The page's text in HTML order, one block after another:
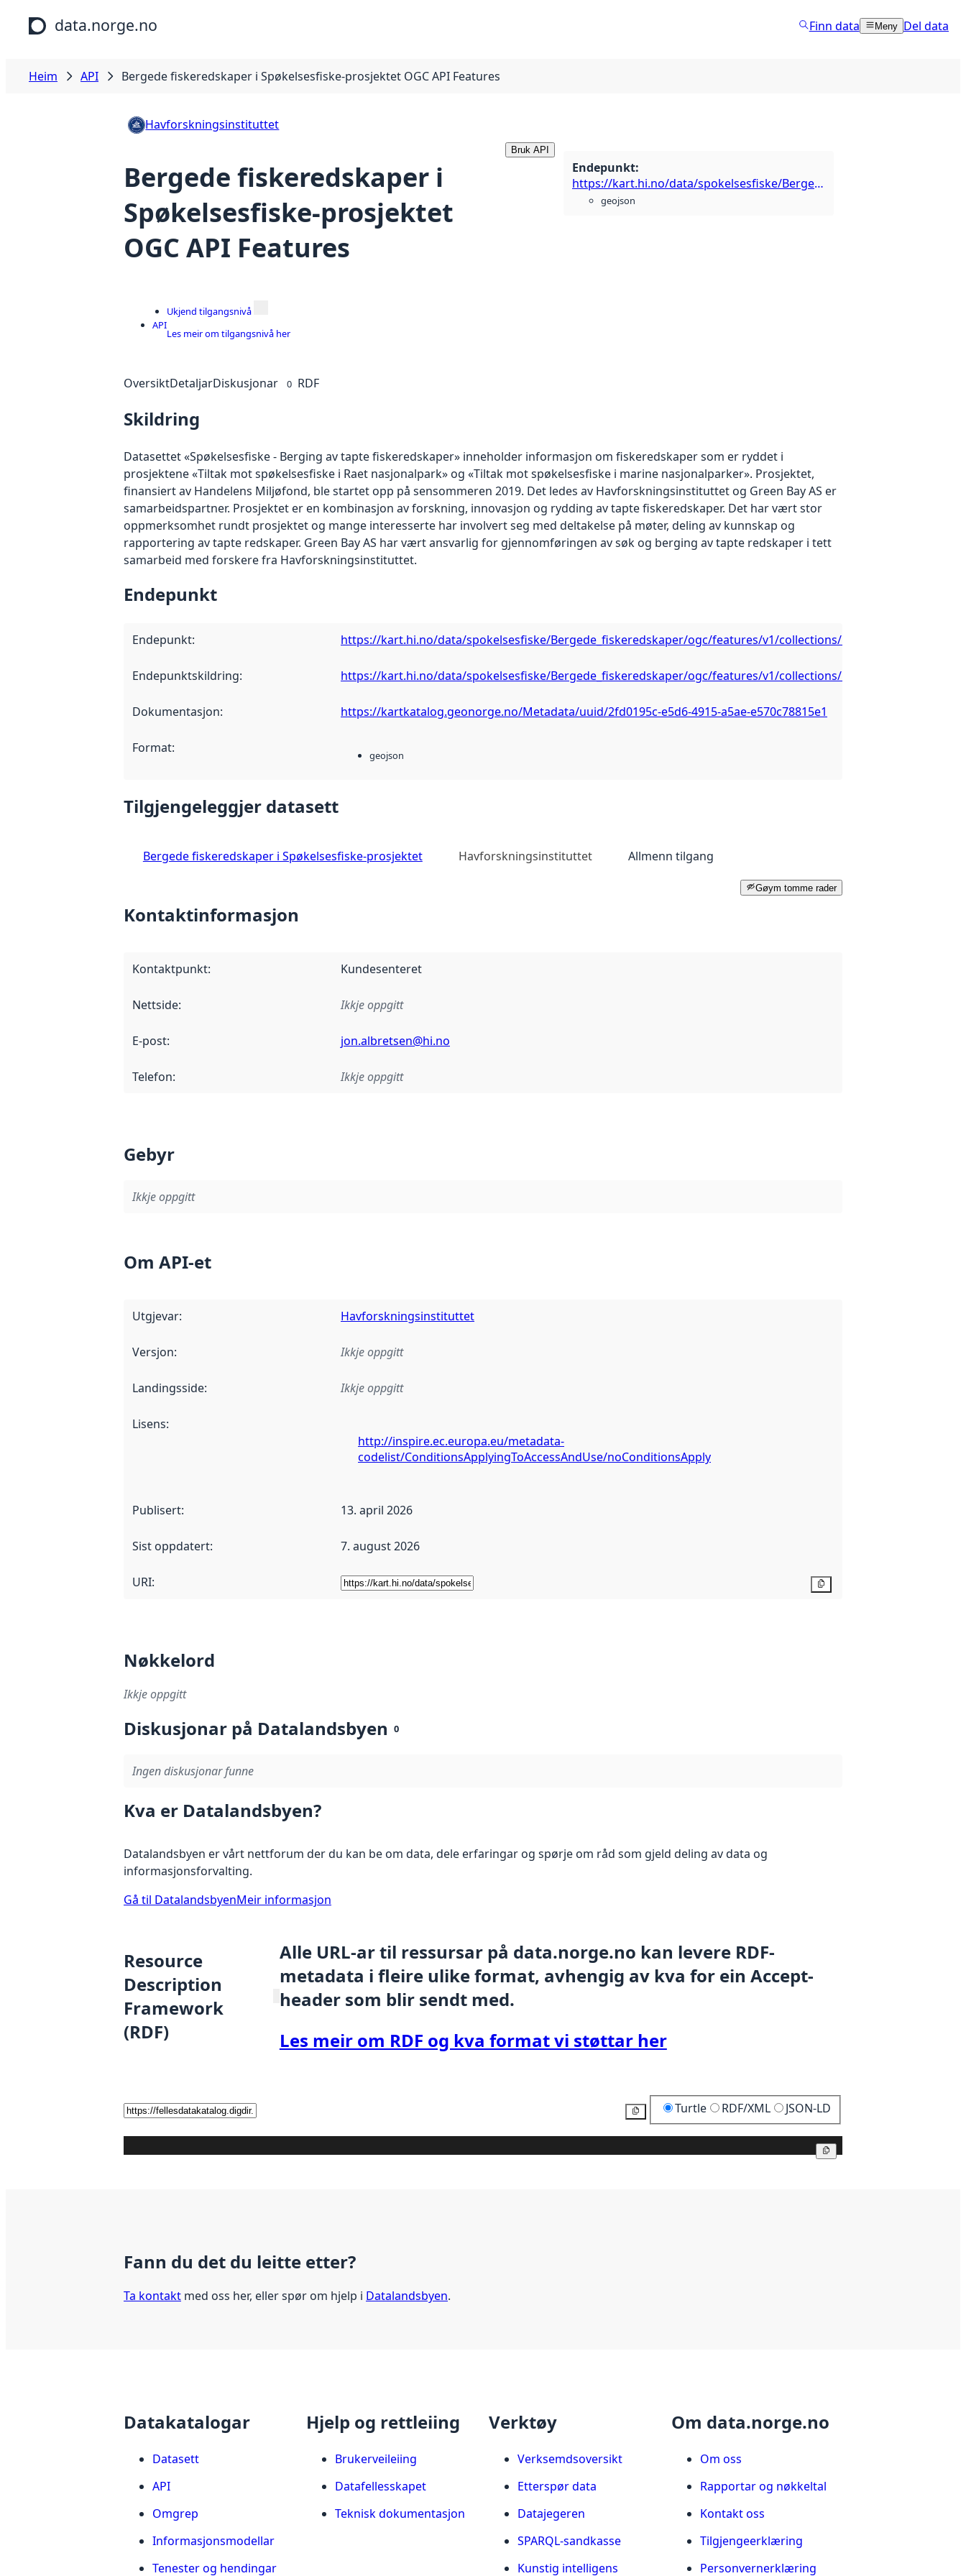
Hopp til hovudinnhald
data.norge.no Finn data Meny Del data
Heim API Bergede fiskeredskaper i Spøkelsesfiske-prosjektet OGC API Features
Havforskningsinstituttet
Bergede fiskeredskaper i
Spøkelsesfiske-prosjektet
OGC API Features
Bruk API
Endepunkt:
https://kart.hi.no/data/spokelsesfiske/Bergede_fiskeredskaper/ogc/features/v1/collections/Bergede_fiskeredskaper
geojson
API
Ukjend tilgangsnivå
Les meir om tilgangsnivå her
OversiktDetaljarDiskusjonar 0 RDF
Skildring
Datasettet «Spøkelsesfiske - Berging av tapte fiskeredskaper» inneholder informasjon om fiskeredskaper som er ryddet i
prosjektene «Tiltak mot spøkelsesfiske i Raet nasjonalpark» og «Tiltak mot spøkelsesfiske i marine nasjonalparker». Prosjektet,
finansiert av Handelens Miljøfond, ble startet opp på sensommeren 2019. Det ledes av Havforskningsinstituttet og Green Bay AS er
samarbeidspartner. Prosjektet er en kombinasjon av forskning, innovasjon og rydding av tapte fiskeredskaper. Det har vært stor
oppmerksomhet rundt prosjektet og mange interesserte har involvert seg med deltakelse på møter, deling av kunnskap og
rapportering av tapte redskaper. Green Bay AS har vært ansvarlig for gjennomføringen av søk og berging av tapte redskaper i tett
samarbeid med forskere fra Havforskningsinstituttet.
Endepunkt
Endepunkt: https://kart.hi.no/data/spokelsesfiske/Bergede_fiskeredskaper/ogc/features/v1/collections/
Endepunktskildring: https://kart.hi.no/data/spokelsesfiske/Bergede_fiskeredskaper/ogc/features/v1/collections/
Dokumentasjon: https://kartkatalog.geonorge.no/Metadata/uuid/2fd0195c-e5d6-4915-a5ae-e570c78815e1
Format: geojson
Tilgjengeleggjer datasett
Bergede fiskeredskaper i Spøkelsesfiske-prosjektet Havforskningsinstituttet Allmenn tilgang
Gøym tomme rader
Kontaktinformasjon
Kontaktpunkt: Kundesenteret
Nettside: Ikkje oppgitt
E-post: jon.albretsen@hi.no
Telefon: Ikkje oppgitt
Gebyr
Ikkje oppgitt
Om API-et
Utgjevar: Havforskningsinstituttet
Versjon: Ikkje oppgitt
Landingsside: Ikkje oppgitt
Lisens:
http://inspire.ec.europa.eu/metadata-
codelist/ConditionsApplyingToAccessAndUse/noConditionsApply
Publisert: 13. april 2026
Sist oppdatert: 7. august 2026
URI:
Nøkkelord
Ikkje oppgitt
Diskusjonar på Datalandsbyen 0
Ingen diskusjonar funne
Kva er Datalandsbyen?
Datalandsbyen er vårt nettforum der du kan be om data, dele erfaringar og spørje om råd som gjeld deling av data og
informasjonsforvalting.
Gå til DatalandsbyenMeir informasjon
Resource
Description
Framework
(RDF)
Alle URL-ar til ressursar på data.norge.no kan levere RDF-
metadata i fleire ulike format, avhengig av kva for ein Accept-
header som blir sendt med.
Les meir om RDF og kva format vi støttar her
Kopier Turtle RDF/XML JSON-LD
Fann du det du leitte etter?
Ta kontakt med oss her, eller spør om hjelp i Datalandsbyen.
Datakatalogar
Datasett
API
Omgrep
Informasjonsmodellar
Tenester og hendingar
Hjelp og rettleiing
Brukerveileiing
Datafellesskapet
Teknisk dokumentasjon
Verktøy
Verksemdsoversikt
Etterspør data
Datajegeren
SPARQL-sandkasse
Kunstig intelligens
Om data.norge.no
Om oss
Rapportar og nøkkeltal
Kontakt oss
Tilgjengeerklæring
Personvernerklæring